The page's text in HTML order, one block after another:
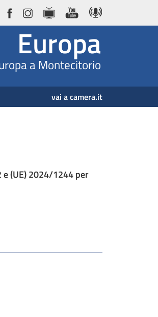
Europa
a Montecitorio
vai a camera.it
e (UE) 2024/1244 per